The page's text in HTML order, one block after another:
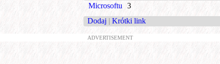
Microsoftu
3
Dodaj | Krótki link
ADVERTISEMENT